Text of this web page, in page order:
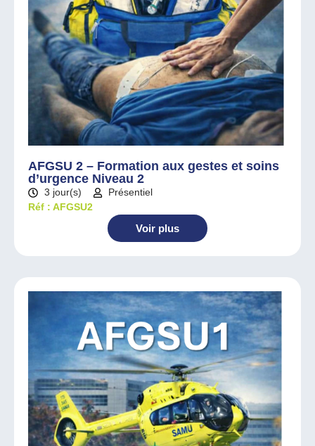
AFGSU 2 – Formation aux gestes et soins
d’urgence Niveau 2
3 jour(s)
Présentiel
Réf : AFGSU2
Voir plus